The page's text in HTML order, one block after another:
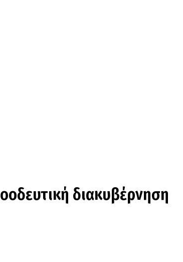
διακυβέρνηση